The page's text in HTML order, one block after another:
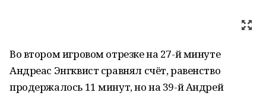
Во втором игровом отрезке на 27-й минуте
Андреас Энгквист сравнял счёт, равенство
продержалось 11 минут, но на 39-й Андрей